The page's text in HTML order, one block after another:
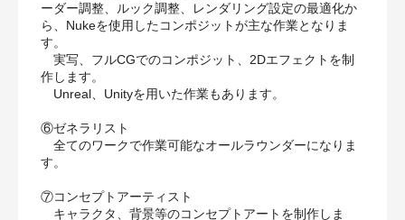
ーダー調整、ルック調整、レンダリング設定の最適化か
ら、Nukeを使用したコンポジットが主な作業となりま
す。
実写、フルCGでのコンポジット、2Dエフェクトを制
作します。
Unreal、Unityを用いた作業もあります。
⑥ゼネラリスト
全てのワークで作業可能なオールラウンダーになりま
す。
⑦コンセプトアーティスト
キャラクタ、背景等のコンセプトアートを制作しま